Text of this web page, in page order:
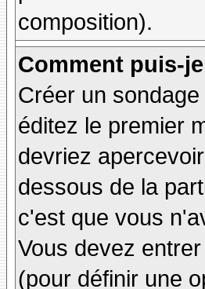
composition).
Comment puis-
Créer un
éditez le premier
devriez
dessous de la
c'est que vous
Vous devez
(pour définir une